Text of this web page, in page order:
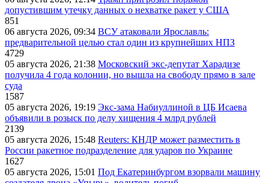
допустившим утечку данных о нехватке ракет у США
851
06 августа 2026, 09:34 ВСУ атаковали Ярославль:
предварительной целью стал один из крупнейших НПЗ
4729
05 августа 2026, 21:38 Московский экс-депутат Харадизе
получила 4 года колонии, но вышла на свободу прямо в зале
суда
1587
05 августа 2026, 19:19 Экс-зама Набиуллиной в ЦБ Исаева
объявили в розыск по делу хищения 4 млрд рублей
2139
05 августа 2026, 15:48 Reuters: КНДР может разместить в
России ракетное подразделение для ударов по Украине
1627
05 августа 2026, 15:01 Под Екатеринбургом взорвали машину